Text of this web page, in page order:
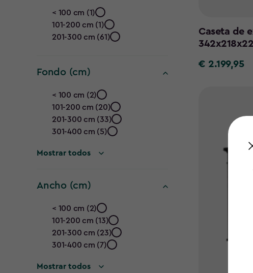
Alto
(cm)
filter
< 100 cm (1)
101-200 cm (1)
201-300 cm (61)
Fondo (cm)
Fondo
(cm)
filter
< 100 cm (2)
101-200 cm (20)
201-300 cm (33)
301-400 cm (5)
Mostrar todos
Ancho (cm)
Ancho
(cm)
filter
< 100 cm (2)
101-200 cm (13)
201-300 cm (23)
301-400 cm (7)
Mostrar todos
Caseta de
€
€ 2.199,95